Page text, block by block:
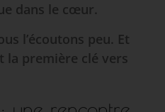
dans le cœur.
l’écoutons peu. Et
la première clé vers